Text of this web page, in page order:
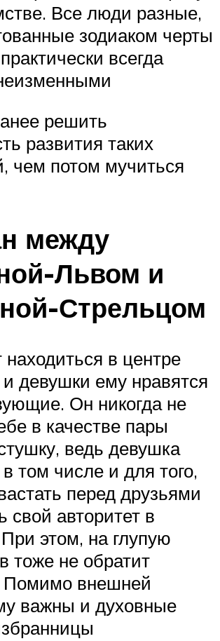
Все люди разные,
зодиаком черты
всегда
решить
развития таких
чем потом мучиться
между
Львом и
Стрельцом
в центре
девушки ему нравятся
Он никогда не
в качестве пары
ведь девушка
том числе и для того,
перед друзьями
свой авторитет в
этом, на глупую
тоже не обратит
Помимо внешней
важны и духовные